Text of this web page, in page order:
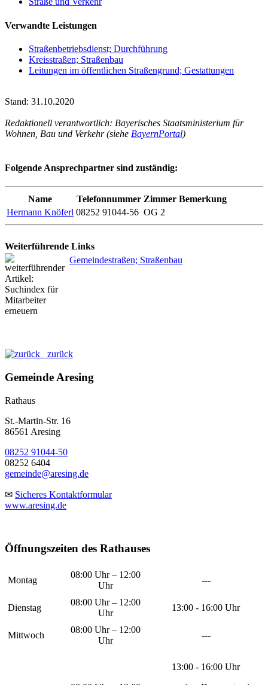
Verwandte Leistungen
Straßenbetriebsdienst; Durchführung
Kreisstraßen; Straßenbau
Leitungen im öffentlichen Straßengrund; Gestattungen
Stand: 31.10.2020
Redaktionell verantwortlich: Bayerisches Staatsministerium für
Wohnen, Bau und Verkehr (siehe BayernPortal)
Folgende Ansprechpartner sind zuständig:
Name Telefonnummer Zimmer Bemerkung
Hermann Knöferl 08252 91044-56 OG 2
Weiterführende Links
Gemeindestraßen; Straßenbau
zurück
Gemeinde Aresing
Rathaus
St.-Martin-Str. 16
86561 Aresing
08252 91044-50
08252 6404
gemeinde@aresing.de
✉ Sicheres Kontaktformular
www.aresing.de
Öffnungszeiten des Rathauses
Montag
08:00 Uhr – 12:00
Uhr
---
Dienstag
08:00 Uhr – 12:00
Uhr
13:00 - 16:00 Uhr
Mittwoch
08:00 Uhr – 12:00
Uhr
---
13:00 - 16:00 Uhr